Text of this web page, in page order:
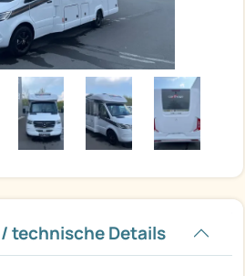
technische Details